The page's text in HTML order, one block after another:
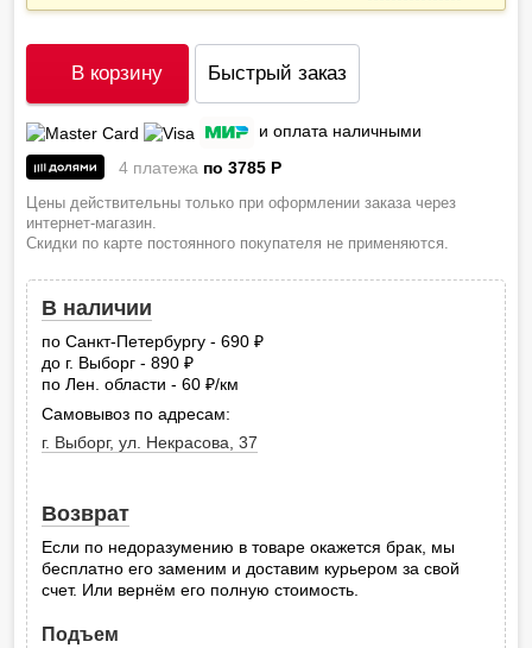
В корзину Быстрый заказ
и оплата наличными
4 платежа по 3785 P
Цены действительны только при оформлении заказа через
интернет-магазин.
Скидки по карте постоянного покупателя не применяются.
В наличии
по Санкт-Петербургу - 690
до г. Выборг - 890
по Лен. области - 60
руб.
/км
Самовывоз по адресам:
г. Выборг, ул. Некрасова, 37
Возврат
Если по недоразумению в товаре окажется брак, мы
бесплатно его заменим и доставим курьером за свой
счет. Или вернём его полную стоимость.
Подъем